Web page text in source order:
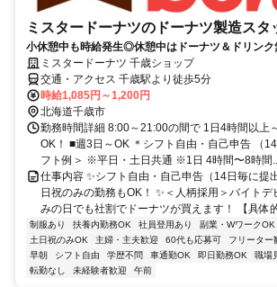
ミスタードーナツのドーナツ製造スタ
小休憩中も時給発生◎休憩中はドーナツ＆ドリンク
ミスタードーナツ 千歳ショップ
交通・アクセス 千歳駅より徒歩5分
時給1,085円～1,200円
北海道千歳市
勤務時間詳細 8:00～21:00の間で 1日4時間以上
OK！ ■週3日～OK ＊シフト自由・自己申告 （
フト例＞ ※平日・土日共通 ※1日 4時間〜8時間
仕事内容 ✨シフト自由・自己申告（14日毎に提
日祝のみの勤務もOK！ ✨＜人柄採用＞バイトデ
みの日でも社割でドーナツが買えます！ 【具体
制服あり 扶養内勤務OK 社員登用あり 副業・WワークOK
土日祝のみOK
主婦・主夫歓迎 60代も応募可 フリーター
早朝
シフト自由 学歴不問 車通勤OK 即日勤務OK 職場
転勤なし
未経験者歓迎 午前